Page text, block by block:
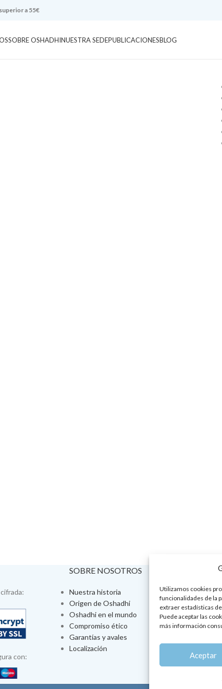
Utilizamos cookies
funcionalidades de la
extraer estadísticas
Puede aceptar las
más información
Aceptar
a 55€
SOBRE OSHADHINUESTRA SEDEPUBLICACIONESBLOG
con:
SOBRE NOSOTROS
Nuestra historia
Origen de Oshadhi
Oshadhi en el mundo
Compromiso ético
Garantías y avales
Localización
VISÍTA
Tienda física
Talleres de
Tratamientos
Ayurveda
Aromaterapia